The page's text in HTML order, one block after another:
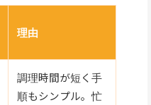
理由
調理時間が短く手
順もシンプル。忙